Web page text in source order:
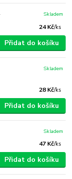
24 Kč/ks
Skladem
Přidat do košíku
28 Kč/ks
Skladem
Přidat do košíku
47 Kč/ks
Skladem
Přidat do košíku